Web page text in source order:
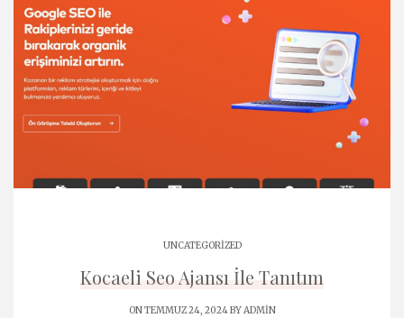
UNCATEGORIZED
Kocaeli Seo Ajansı İle Tanıtım
ON TEMMUZ 24, 2024 BYADMIN